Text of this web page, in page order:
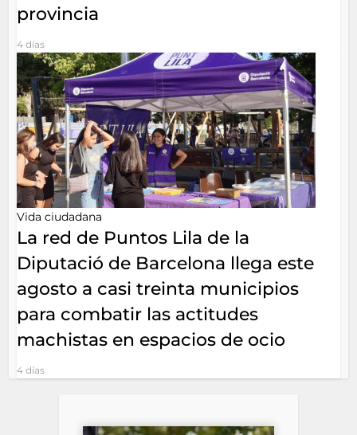
provincia
4 días
Vida ciudadana
La red de Puntos Lila de la
Diputació de Barcelona llega este
agosto a casi treinta municipios
para combatir las actitudes
machistas en espacios de ocio
4 días